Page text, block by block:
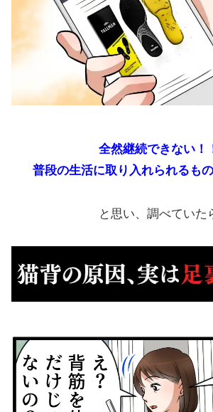
全然継続できない！
普段の生活に取り入れられるも
と思い、調べていた